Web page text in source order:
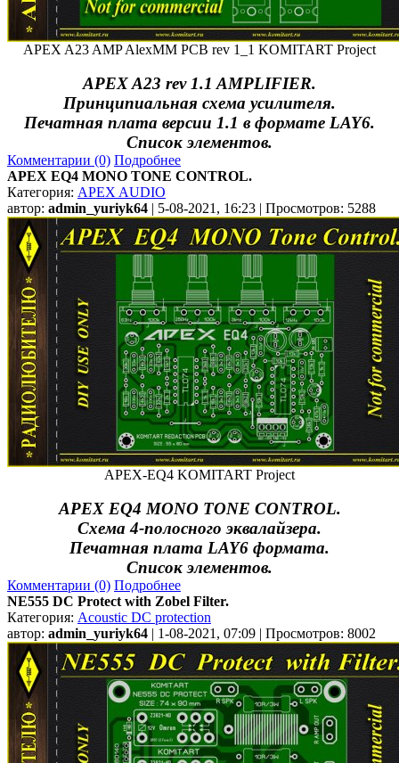
APEX A23 AMP AlexMM PCB rev 1_1 KOMITART Project
APEX A23 rev 1.1 AMPLIFIER.
Принципиальная схема усилителя.
Печатная плата версии 1.1 в формате LAY6.
Список элементов.
Комментарии (0) Подробнее
APEX EQ4 MONO TONE CONTROL.
Категория: APEX AUDIO
автор: admin_yuriyk64 | 5-08-2021, 16:23 | Просмотров: 5288
APEX-EQ4 KOMITART Project
APEX EQ4 MONO TONE CONTROL.
Схема 4-полосного эквалайзера.
Печатная плата LAY6 формата.
Список элементов.
Комментарии (0) Подробнее
NE555 DC Protect with Zobel Filter.
Категория: Acoustic DC protection
автор: admin_yuriyk64 | 1-08-2021, 07:09 | Просмотров: 8002